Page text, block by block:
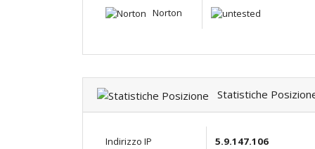
Norton
Statistiche
Indirizzo IP 5.9.147.106